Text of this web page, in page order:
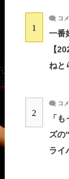
1
コ
一番
【
ねと
2
コ
「
ズの
ライ